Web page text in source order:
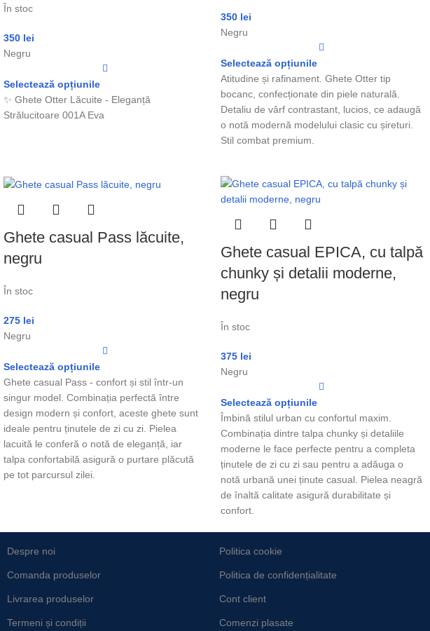
În stoc
350 lei
Negru
Selectează opțiunile
✨ Ghete Otter Lăcuite - Eleganță
Strălucitoare 001A Eva
350 lei
Negru
Selectează opțiunile
Atitudine și rafinament. Ghete Otter tip
bocanc, confecționate din piele naturală.
Detaliu de vârf contrastant, lucios, ce adaugă
o notă modernă modelului clasic cu șireturi.
Stil combat premium.
Ghete casual Pass lăcuite,
negru
În stoc
275 lei
Negru
Selectează opțiunile
Ghete casual Pass - confort și stil într-un
singur model. Combinația perfectă între
design modern și confort, aceste ghete sunt
ideale pentru ținutele de zi cu zi. Pielea
lacuită le conferă o notă de eleganță, iar
talpa confortabilă asigură o purtare plăcută
pe tot parcursul zilei.
Ghete casual EPICA, cu talpă
chunky și detalii moderne,
negru
În stoc
375 lei
Negru
Selectează opțiunile
Îmbină stilul urban cu confortul maxim.
Combinația dintre talpa chunky și detaliile
moderne le face perfecte pentru a completa
ținutele de zi cu zi sau pentru a adăuga o
notă urbană unei ținute casual. Pielea neagră
de înaltă calitate asigură durabilitate și
confort.
Despre noi
Comanda produselor
Livrarea produselor
Termeni și condiții
Politica cookie
Politica de confidențialitate
Cont client
Comenzi plasate